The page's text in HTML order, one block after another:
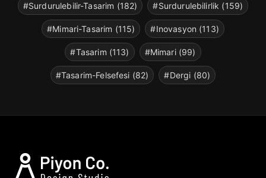
#Surdurulebilir-Tasarim (182) #Surdurulebilirlik (159)
#Mimari-Tasarim (115) #Inovasyon (113)
#Tasarim (113) #Mimari (99)
#Tasarim-Felsefesi (82) #Dergi (80)